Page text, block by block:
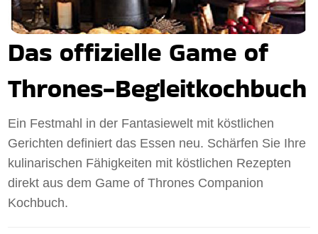
Das offizielle Game of
Thrones-Begleitkochbuch
Ein Festmahl in der Fantasiewelt mit köstlichen
Gerichten definiert das Essen neu. Schärfen Sie Ihre
kulinarischen Fähigkeiten mit köstlichen Rezepten
direkt aus dem Game of Thrones Companion
Kochbuch.